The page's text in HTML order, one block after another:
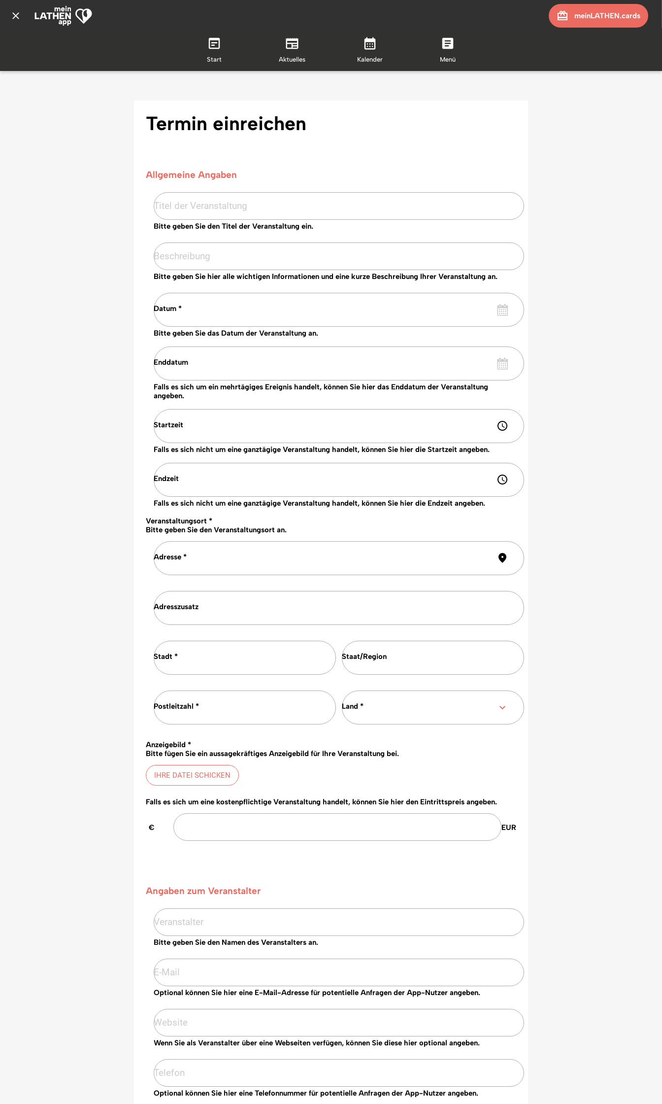
meinLATHEN.cards
Start Aktuelles Kalender Menü
Termin einreichen
Allgemeine Angaben
Bitte geben Sie den Titel der Veranstaltung ein.
Bitte geben Sie hier alle wichtigen Informationen und eine kurze Beschreibung Ihrer Veranstaltung an.
Datum *
Bitte geben Sie das Datum der Veranstaltung an.
Enddatum
Falls es sich um ein mehrtägiges Ereignis handelt, können Sie hier das Enddatum der Veranstaltung
angeben.
Startzeit
Falls es sich nicht um eine ganztägige Veranstaltung handelt, können Sie hier die Startzeit angeben.
Endzeit
Falls es sich nicht um eine ganztägige Veranstaltung handelt, können Sie hier die Endzeit angeben.
Veranstaltungsort *
Bitte geben Sie den Veranstaltungsort an.
Adresse *
Adresszusatz
Stadt * Staat/Region
Postleitzahl * Land *
Anzeigebild *
Bitte fügen Sie ein aussagekräftiges Anzeigebild für Ihre Veranstaltung bei.
IHRE DATEI SCHICKEN
Falls es sich um eine kostenpflichtige Veranstaltung handelt, können Sie hier den Eintrittspreis angeben.
€ EUR
Angaben zum Veranstalter
Bitte geben Sie den Namen des Veranstalters an.
Optional können Sie hier eine E-Mail-Adresse für potentielle Anfragen der App-Nutzer angeben.
Wenn Sie als Veranstalter über eine Webseiten verfügen, können Sie diese hier optional angeben.
Optional können Sie hier eine Telefonnummer für potentielle Anfragen der App-Nutzer angeben.